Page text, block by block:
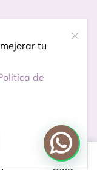
tu
de